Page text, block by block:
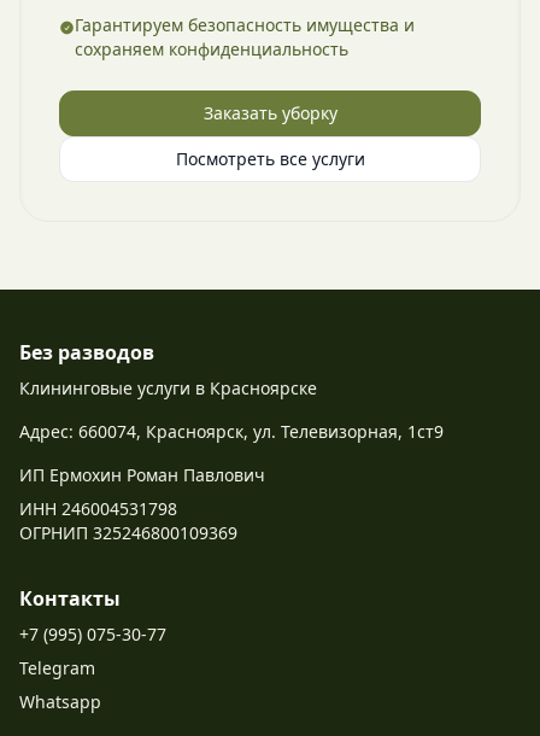
Гарантируем безопасность имущества и
сохраняем конфиденциальность
Заказать уборку
Посмотреть все услуги
Без разводов
Клининговые услуги в Красноярске
Адрес: 660074, Красноярск, ул. Телевизорная, 1ст9
ИП Ермохин Роман Павлович
ИНН 246004531798
ОГРНИП 325246800109369
Контакты
+7 (995) 075-30-77
Telegram
Whatsapp